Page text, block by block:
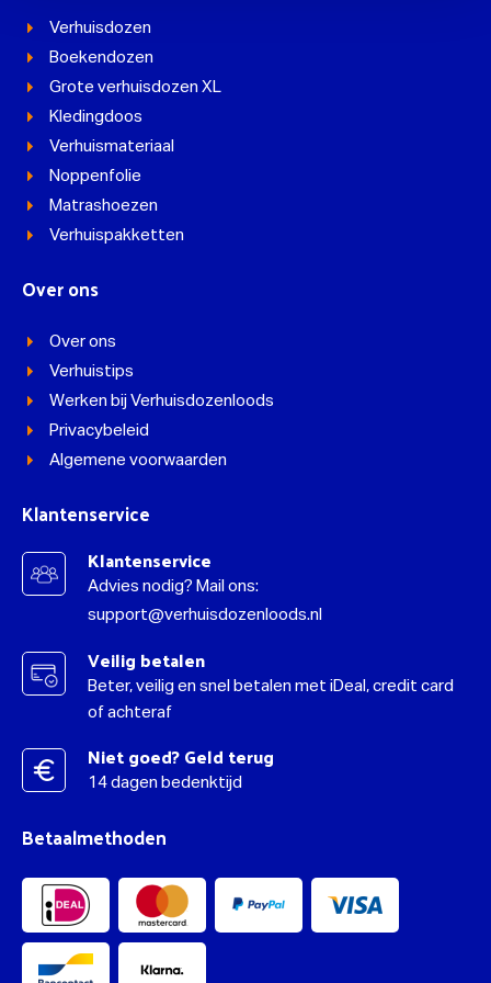
Verhuisdozen
Boekendozen
Grote verhuisdozen XL
Kledingdoos
Verhuismateriaal
Noppenfolie
Matrashoezen
Verhuispakketten
Over ons
Over ons
Verhuistips
Werken bij Verhuisdozenloods
Privacybeleid
Algemene voorwaarden
Klantenservice
Klantenservice
Advies nodig? Mail ons:
support@verhuisdozenloods.nl
Veilig betalen
Beter, veilig en snel betalen met iDeal, credit card
of achteraf
Niet goed? Geld terug
14 dagen bedenktijd
Betaalmethoden